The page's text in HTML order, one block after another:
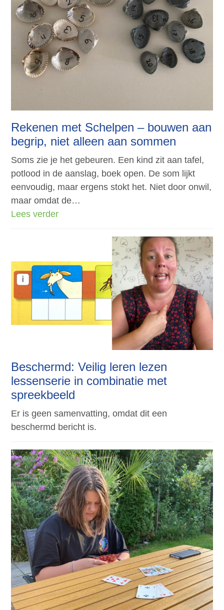
Rekenen met Schelpen – bouwen aan
begrip, niet alleen aan sommen
Soms zie je het gebeuren. Een kind zit aan tafel,
potlood in de aanslag, boek open. De som lijkt
eenvoudig, maar ergens stokt het. Niet door onwil,
maar omdat de…
Lees verder
Beschermd: Veilig leren lezen
lessenserie in combinatie met
spreekbeeld
Er is geen samenvatting, omdat dit een
beschermd bericht is.